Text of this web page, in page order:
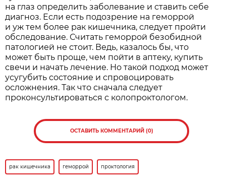
на глаз определить заболевание и ставить себе
диагноз. Если есть подозрение на геморрой
и уж тем более рак кишечника, следует пройти
обследование. Считать геморрой безобидной
патологией не стоит. Ведь, казалось бы, что
может быть проще, чем пойти в аптеку, купить
свечи и начать лечение. Но такой подход может
усугубить состояние и спровоцировать
осложнения. Так что сначала следует
проконсультироваться с колопроктологом.
ОСТАВИТЬ КОММЕНТАРИЙ (0)
рак кишечника геморрой проктология